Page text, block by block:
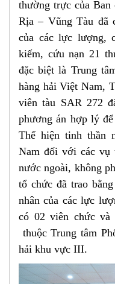
thường trực của
Rịa – Vũng Tàu đã
của các lực lượng,
kiếm, cứu nạn 21
đặc biệt là Trung
hàng hải Việt Nam,
viên tàu SAR 272
phương án hợp lý
Thể hiện tinh thần
Nam đối với các vụ
nước ngoài, không
tổ chức đã trao
nhân của các lực
có 02 viên chức và
thuộc Trung tâm
hải khu vực III.